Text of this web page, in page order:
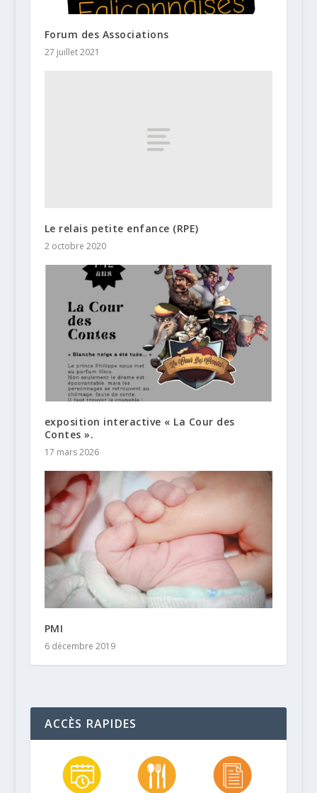
Forum des Associations
27 juillet 2021
Le relais petite enfance (RPE)
2 octobre 2020
exposition interactive « La Cour des
Contes ».
17 mars 2026
PMI
6 décembre 2019
ACCÈS RAPIDES